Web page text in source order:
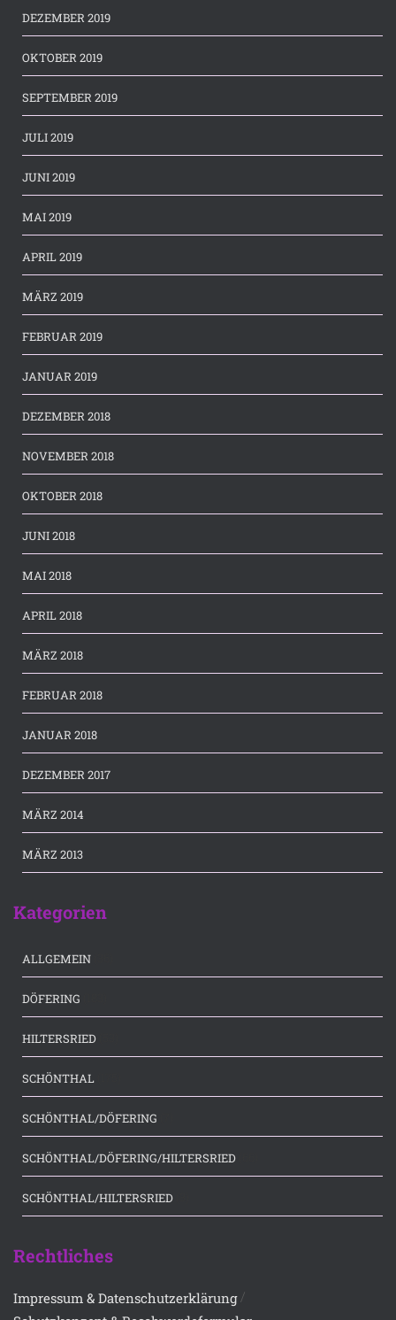
DEZEMBER 2019
OKTOBER 2019
SEPTEMBER 2019
JULI 2019
JUNI 2019
MAI 2019
APRIL 2019
MÄRZ 2019
FEBRUAR 2019
JANUAR 2019
DEZEMBER 2018
NOVEMBER 2018
OKTOBER 2018
JUNI 2018
MAI 2018
APRIL 2018
MÄRZ 2018
FEBRUAR 2018
JANUAR 2018
DEZEMBER 2017
MÄRZ 2014
MÄRZ 2013
Kategorien
ALLGEMEIN
DÖFERING
HILTERSRIED
SCHÖNTHAL
SCHÖNTHAL/DÖFERING
SCHÖNTHAL/DÖFERING/HILTERSRIED
SCHÖNTHAL/HILTERSRIED
Rechtliches
Impressum & Datenschutzerklärung/